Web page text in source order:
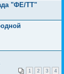
"ФЕ/ТТ"
1 2 3 4